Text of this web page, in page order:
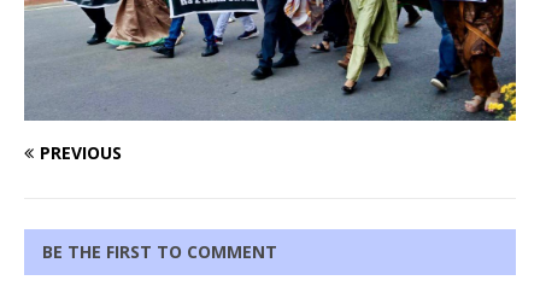
PREVIOUS
BE THE FIRST TO COMMENT